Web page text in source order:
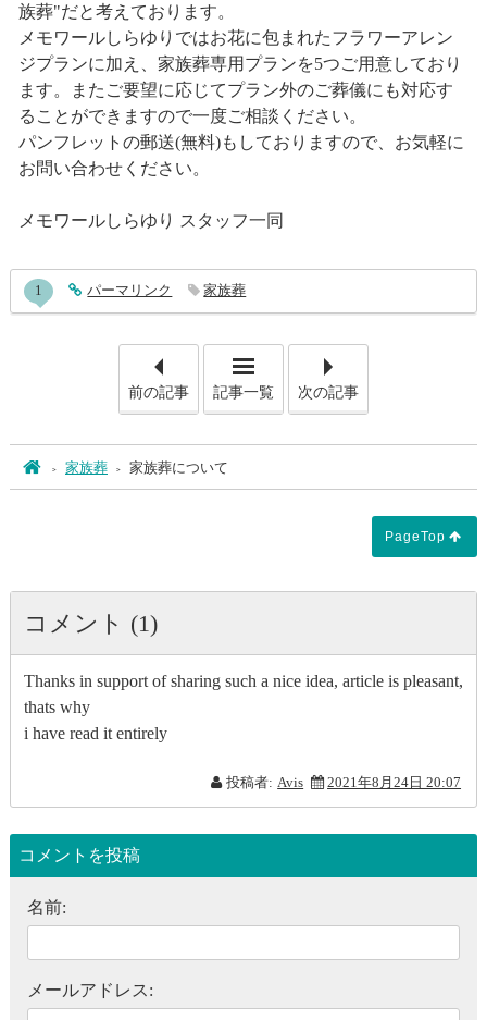
族葬"だと考えております。
メモワールしらゆりではお花に包まれたフラワーアレン
ジプランに加え、家族葬専用プランを5つご用意しており
ます。またご要望に応じてプラン外のご葬儀にも対応す
ることができますので一度ご相談ください。
パンフレットの郵送(無料)もしておりますので、お気軽に
お問い合わせください。
メモワールしらゆり スタッフ一同
entry517コメント
1 entry517
パーマリンク 家族葬
前の記事 記事一覧 次の記事
ホーム
家族葬 家族葬について
PageTop
コメント (1)
Thanks in support of sharing such a nice idea, article is pleasant,
thats why
i have read it entirely
投稿者: Avis 2021年8月24日 20:07
コメントを投稿
名前:
メールアドレス: